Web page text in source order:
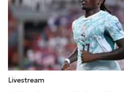
Livestream